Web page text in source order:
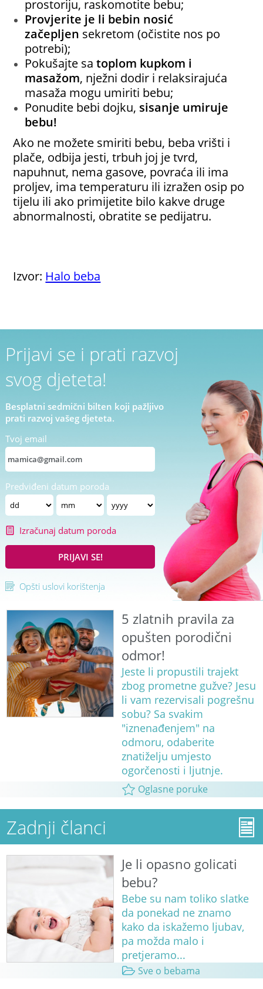
prostoriju, raskomotite bebu;
Provjerite je li bebin nosić
začepljen sekretom (očistite nos po
potrebi);
Pokušajte satoplom kupkom i
masažom, nježni dodir i relaksirajuća
masaža mogu umiriti bebu;
Ponudite bebi dojku, sisanje umiruje
bebu!
Ako ne možete smiriti bebu, beba vrišti i
plače, odbija jesti, trbuh joj je tvrd,
napuhnut, nema gasove, povraća ili ima
proljev, ima temperaturu ili izražen osip po
tijelu ili ako primijetite bilo kakve druge
abnormalnosti, obratite se pedijatru.
Izvor: Halo beba
Prijavi se i prati razvoj
svog djeteta!
Besplatni sedmični bilten koji pažljivo
prati razvoj vašeg djeteta.
Tvoj email
Predviđeni datum poroda
Izračunaj datum poroda
PRIJAVI SE!
Opšti uslovi korištenja
5 zlatnih pravila za
opušten porodični
odmor!
Jeste li propustili trajekt
zbog prometne gužve? Jesu
li vam rezervisali pogrešnu
sobu? Sa svakim
"iznenađenjem" na
odmoru, odaberite
znatiželju umjesto
ogorčenosti i ljutnje.
Oglasne poruke
Zadnji članci
Je li opasno golicati
bebu?
Bebe su nam toliko slatke
da ponekad ne znamo
kako da iskažemo ljubav,
pa možda malo i
pretjeramo...
Sve o bebama